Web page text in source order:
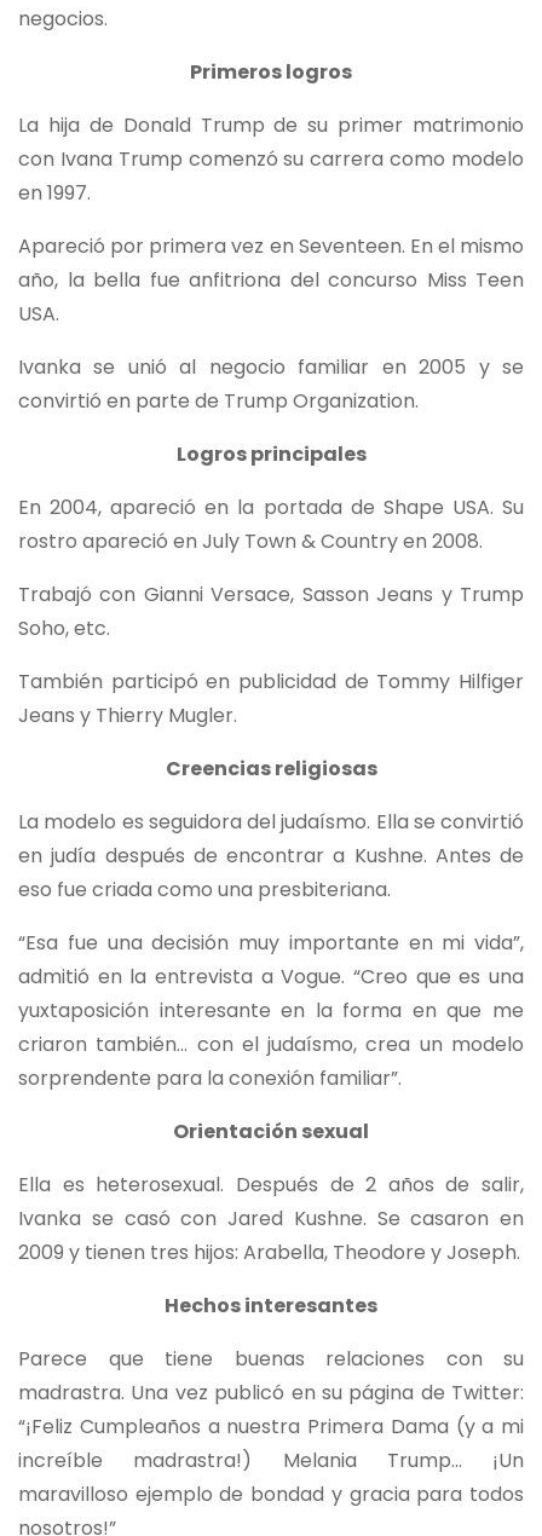
negocios.
Primeros logros
La hija de Donald Trump de su primer matrimonio
con Ivana Trump comenzó su carrera como modelo
en 1997.
Apareció por primera vez en Seventeen. En el mismo
año, la bella fue anfitriona del concurso Miss Teen
USA.
Ivanka se unió al negocio familiar en 2005 y se
convirtió en parte de Trump Organization.
Logros principales
En 2004, apareció en la portada de Shape USA. Su
rostro apareció en July Town & Country en 2008.
Trabajó con Gianni Versace, Sasson Jeans y Trump
Soho, etc.
También participó en publicidad de Tommy Hilfiger
Jeans y Thierry Mugler.
Creencias religiosas
La modelo es seguidora del judaísmo. Ella se convirtió
en judía después de encontrar a Kushne. Antes de
eso fue criada como una presbiteriana.
“Esa fue una decisión muy importante en mi vida”,
admitió en la entrevista a Vogue. “Creo que es una
yuxtaposición interesante en la forma en que me
criaron también… con el judaísmo, crea un modelo
sorprendente para la conexión familiar”.
Orientación sexual
Ella es heterosexual. Después de 2 años de salir,
Ivanka se casó con Jared Kushne. Se casaron en
2009 y tienen tres hijos: Arabella, Theodore y Joseph.
Hechos interesantes
Parece que tiene buenas relaciones con su
madrastra. Una vez publicó en su página de Twitter:
“¡Feliz Cumpleaños a nuestra Primera Dama (y a mi
increíble madrastra!) Melania Trump… ¡Un
maravilloso ejemplo de bondad y gracia para todos
nosotros!”